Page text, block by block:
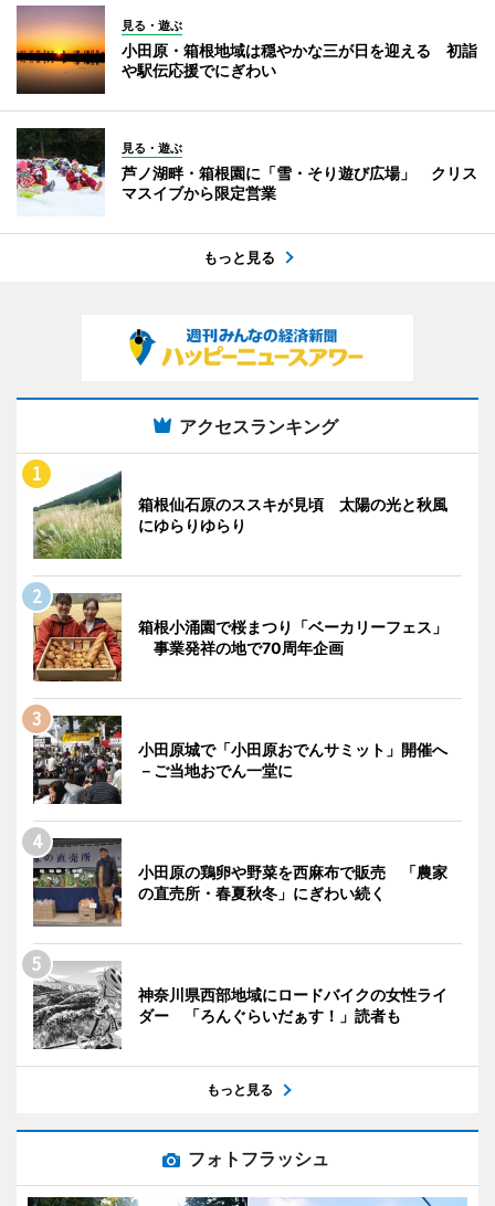
見る・遊ぶ
小田原・箱根地域は穏やかな三が日を迎える 初詣
や駅伝応援でにぎわい
見る・遊ぶ
芦ノ湖畔・箱根園に「雪・そり遊び広場」 クリス
マスイブから限定営業
もっと見る
アクセスランキング
箱根仙石原のススキが見頃 太陽の光と秋風
にゆらりゆらり
箱根小涌園で桜まつり「ベーカリーフェス」
事業発祥の地で70周年企画
小田原城で「小田原おでんサミット」開催へ
－ご当地おでん一堂に
小田原の鶏卵や野菜を西麻布で販売 「農家
の直売所・春夏秋冬」にぎわい続く
神奈川県西部地域にロードバイクの女性ライ
ダー 「ろんぐらいだぁす！」読者も
もっと見る
フォトフラッシュ